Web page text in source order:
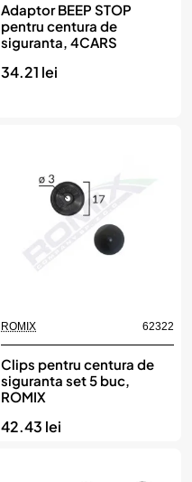
Adaptor BEEP STOP
pentru centura de
siguranta, 4CARS
34.21 lei
ROMIX 62322
Clips pentru centura de
siguranta set 5 buc,
ROMIX
42.43 lei